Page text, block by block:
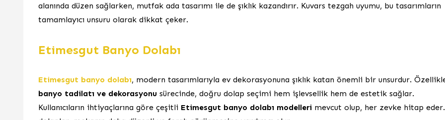
alanında düzen sağlarken, mutfak ada tasarımı ile de şıklık kazandırır. Kuvars tezgah uyumu, bu tasarımların
tamamlayıcı unsuru olarak dikkat çeker.
Etimesgut Banyo Dolabı
Etimesgut banyo dolabı, modern tasarımlarıyla ev dekorasyonuna şıklık katan önemli bir unsurdur.
banyo tadilatı ve dekorasyonu sürecinde, doğru dolap seçimi hem işlevsellik hem de estetik sağlar.
Kullanıcıların ihtiyaçlarına göre çeşitli Etimesgut banyo dolabı modelleri mevcut olup, her zevke hitap